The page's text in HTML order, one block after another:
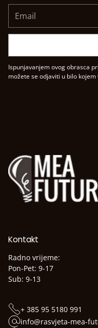
Ispunjavanjem ovog obrasca
možete se odjaviti u bilo
Kontakt
Radno vrijeme:
Pon-Pet: 9-17
Sub: 9-13
+ 385 95 5180 991
info@rasvjeta-mea-